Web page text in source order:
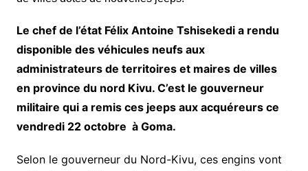
Le chef de l’état Félix Antoine Tshisekedi a rendu
disponible des véhicules neufs aux
administrateurs de territoires et maires de villes
en province du nord Kivu. C’est le gouverneur
militaire qui a remis ces jeeps aux acquéreurs ce
vendredi 22 octobre à Goma.
Selon le gouverneur du Nord-Kivu, ces engins vont